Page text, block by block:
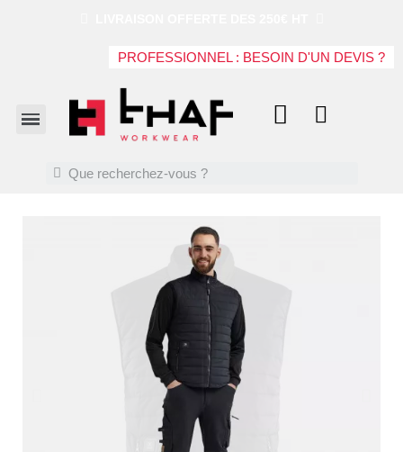
PROFESSIONNEL : BESOIN D'UN DEVIS ?